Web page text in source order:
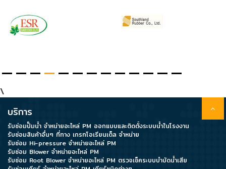
Services
request
Reference
News
&
Activity
\
บริการ
รับซ่อมปั๊มน้ำ จำหน่ายอะไหล่ PM ออกแบบและติดตั้งระบบน้ำในโรงงาน
รับซ่อมสินค้าอื่นๆ ที่ทาง เกรทโอเรียนเต็ล จำหน่าย
รับซ่อม Hi-pressure จำหน่ายอะไหล่ PM
รับซ่อม Blower จำหน่ายอะไหล่ PM
รับซ่อม Root Blower จำหน่ายอะไหล่ PM ตรวจเช็คระบบบำบัดน้ำเสีย